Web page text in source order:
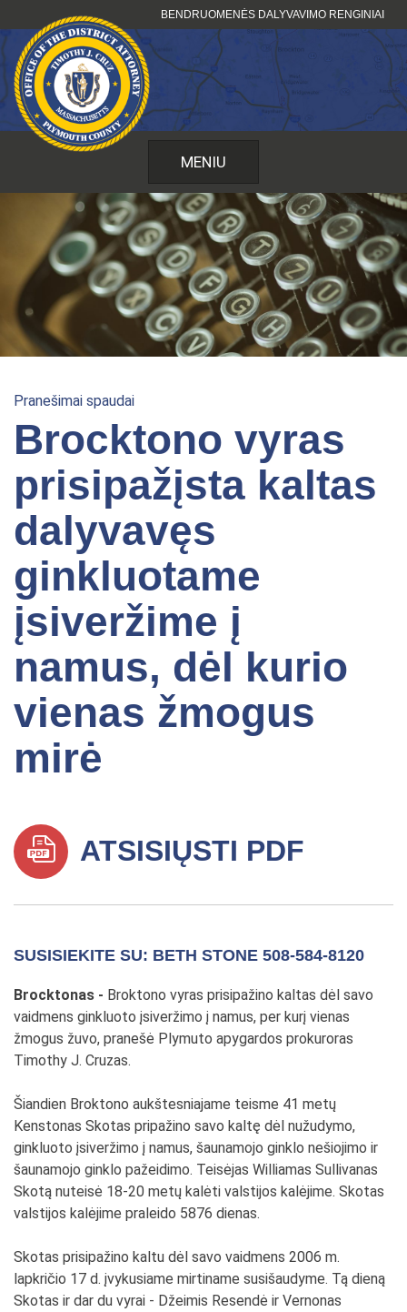
prie
turinio
BENDRUOMENĖS DALYVAVIMO RENGINIAI
MENIU
Pranešimai spaudai
Brocktono vyras
prisipažįsta kaltas
dalyvavęs
ginkluotame
įsiveržime į
namus, dėl kurio
vienas žmogus
mirė
ATSISIŲSTI PDF
SUSISIEKITE SU: BETH STONE 508-584-8120
Brocktonas - Broktono vyras prisipažino kaltas dėl savo
vaidmens ginkluoto įsiveržimo į namus, per kurį vienas
žmogus žuvo, pranešė Plymuto apygardos prokuroras
Timothy J. Cruzas.
Šiandien Broktono aukštesniajame teisme 41 metų
Kenstonas Skotas pripažino savo kaltę dėl nužudymo,
ginkluoto įsiveržimo į namus, šaunamojo ginklo nešiojimo ir
šaunamojo ginklo pažeidimo. Teisėjas Williamas Sullivanas
Skotą nuteisė 18-20 metų kalėti valstijos kalėjime. Skotas
valstijos kalėjime praleido 5876 dienas.
Skotas prisipažino kaltu dėl savo vaidmens 2006 m.
lapkričio 17 d. įvykusiame mirtiname susišaudyme. Tą dieną
Skotas ir dar du vyrai - Džeimis Resendė ir Vernonas